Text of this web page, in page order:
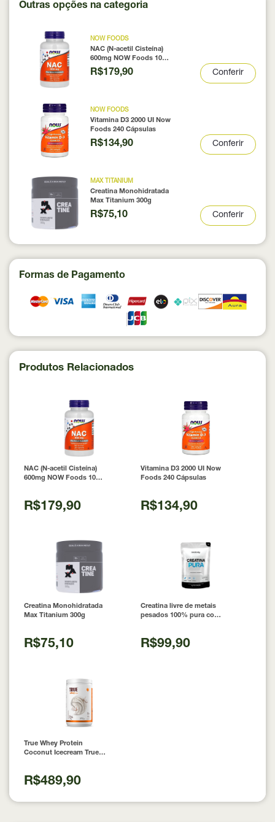
Outras opções na categoria
NOW FOODS
NAC (N-acetil Cisteína)
600mg NOW Foods 100
Cápsulas
R$179,90 Conferir
NOW FOODS
Vitamina D3 2000 UI Now
Foods 240 Cápsulas
R$134,90 Conferir
MAX TITANIUM
Creatina Monohidratada
Max Titanium 300g
R$75,10 Conferir
Formas de Pagamento
Produtos Relacionados
NAC (N-acetil Cisteína)
600mg NOW Foods 100
R$179,90
Vitamina D3 2000 UI Now
Foods 240 Cápsulas
R$134,90
Creatina Monohidratada
Max Titanium 300g
R$75,10
Creatina livre de metais
pesados 100% pura com
R$99,90
True Whey Protein
Coconut Icecream True
R$489,90